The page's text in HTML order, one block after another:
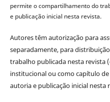
permite o compartilhamento do
e publicação inicial nesta revista.
Autores têm autorização para
separadamente, para
trabalho publicada nesta revista
institucional ou como capítulo
autoria e publicação inicial nesta